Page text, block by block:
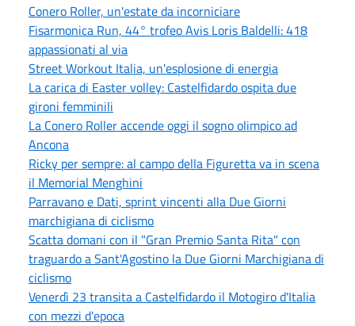
Conero Roller, un'estate da incorniciare
Fisarmonica Run, 44° trofeo Avis Loris Baldelli: 418
appassionati al via
Street Workout Italia, un'esplosione di energia
La carica di Easter volley: Castelfidardo ospita due
gironi femminili
La Conero Roller accende oggi il sogno olimpico ad
Ancona
Ricky per sempre: al campo della Figuretta va in scena
il Memorial Menghini
Parravano e Dati, sprint vincenti alla Due Giorni
marchigiana di ciclismo
Scatta domani con il "Gran Premio Santa Rita" con
traguardo a Sant'Agostino la Due Giorni Marchigiana di
ciclismo
Venerdì 23 transita a Castelfidardo il Motogiro d'Italia
con mezzi d'epoca